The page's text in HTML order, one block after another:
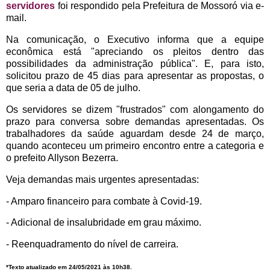
servidores foi respondido pela Prefeitura de Mossoró via e-
mail.
Na comunicação, o Executivo informa que a equipe
econômica está "apreciando os pleitos dentro das
possibilidades da administração pública".
E, para isto,
solicitou prazo de 45 dias para apresentar as propostas, o
que seria a data de 05 de julho.
Os servidores se dizem "frustrados" com alongamento do
prazo para conversa sobre demandas apresentadas. Os
trabalhadores da saúde aguardam desde 24 de março,
quando aconteceu um primeiro encontro entre a categoria e
o prefeito Allyson Bezerra.
Veja demandas mais urgentes apresentadas:
- Amparo financeiro para combate à Covid-19.
- Adicional de insalubridade em grau máximo.
- Reenquadramento do nível de carreira.
*Texto atualizado em 24/05/2021 às 10h38.